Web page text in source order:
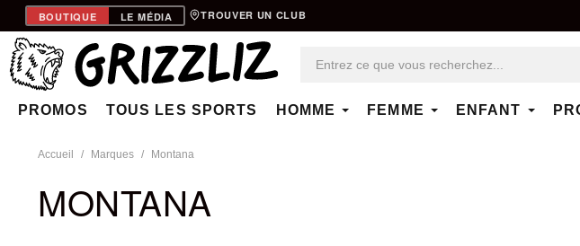
BOUTIQUE LE MÉDIA TROUVER UN CLUB
PROMOS TOUS LES SPORTS HOMME FEMME ENFANT
Accueil Marques Montana
MONTANA